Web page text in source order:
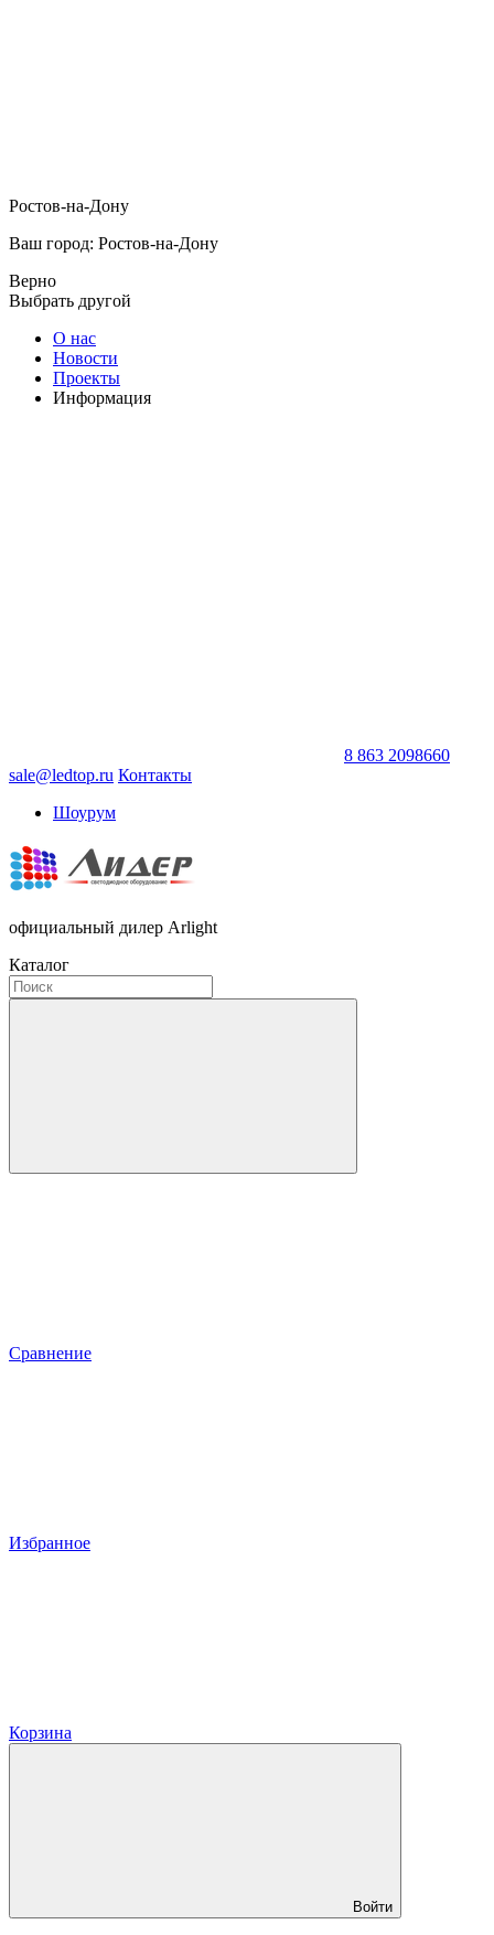
Ростов-на-Дону
Ваш город: Ростов-на-Дону
Верно
Выбрать другой
О нас
Новости
Проекты
Информация
8 863 2098660
sale@ledtop.ru Контакты
Шоурум
официальный дилер Arlight
Каталог
Сравнение
Избранное
Корзина
Войти